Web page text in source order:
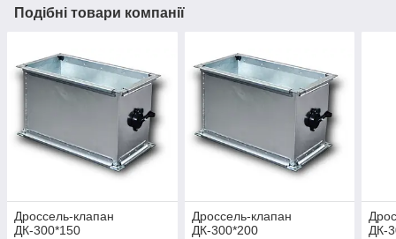
Подібні товари компанії
Дроссель-клапан
ДК-300*150
Дроссель-клапан
ДК-300*200
ДК-